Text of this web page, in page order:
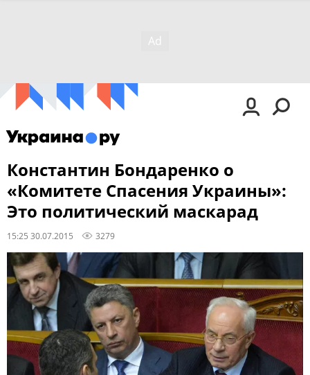
Константин Бондаренко о
«Комитете Спасения Украины»:
Это политический маскарад
15:25 30.07.2015 3279